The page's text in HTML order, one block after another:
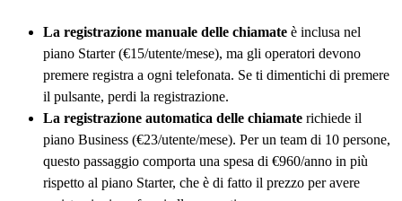
La registrazione manuale delle chiamate è inclusa nel
piano Starter (€15/utente/mese), ma gli operatori devono
premere registra a ogni telefonata. Se ti dimentichi di premere
il pulsante, perdi la registrazione.
La registrazione automatica delle chiamate richiede il
piano Business (€23/utente/mese). Per un team di 10 persone,
questo passaggio comporta una spesa di €960/anno in più
rispetto al piano Starter, che è di fatto il prezzo per avere